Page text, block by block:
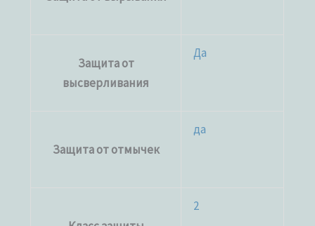
Защита от
высверливания
Да
Защита от отмычек
да
2